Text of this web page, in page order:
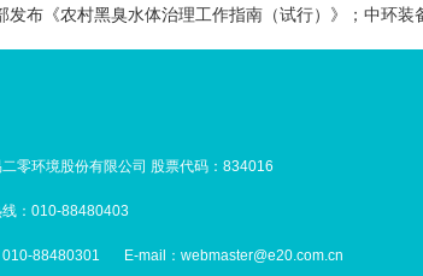
发布《农村黑臭水体治理工作指南（试行）》；中环
零环境股份有限公司 股票代码：834016
线：010-88480403
88480301 E-mail：webmaster@e20.com.cn